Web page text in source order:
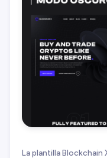
La plantilla Blockchain